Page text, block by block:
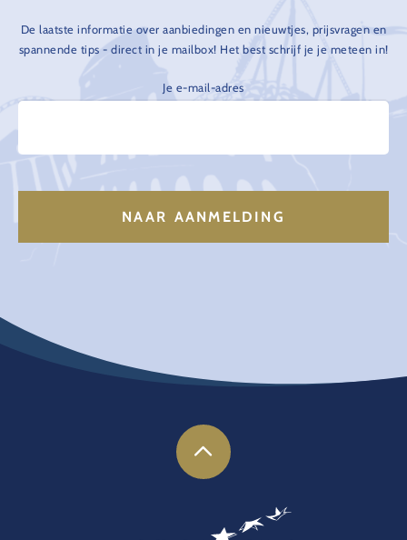
De laatste informatie over aanbiedingen en nieuwtjes, prijsvragen en
spannende tips - direct in je mailbox! Het best schrijf je je meteen in!
Je e-mail-adres